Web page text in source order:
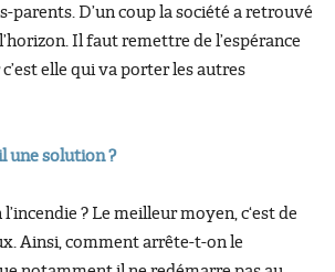
parents. D’un coup la société a retrouvé
Il faut remettre de l’espérance
elle qui va porter les autres
une solution ?
? Le meilleur moyen, c‘est de
Ainsi, comment arrête-t-on le